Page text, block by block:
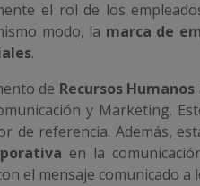
el rol de los
modo, la marca de
.
de Recursos Humanos
y Marketing.
de referencia. Además,
en la
el mensaje comunicado a